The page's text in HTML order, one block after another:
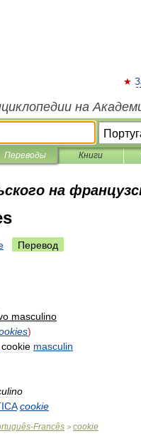
на
Переводы Книги
на
Перевод
masculino
)
cookie masculin
cookie
-Francês > cookie